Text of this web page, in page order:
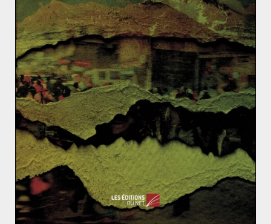
ACTUALITÉS ASIE DU SUD ASIE DU SUD-EST
ASIE ET OCÉANIE
GÉOPOLITIQUE & RELATIONS INTERNATIONALES
Pierre Lacroix 10 mai 2019 0 Comments
Les enjeux d’un transfert de capitale
Fin avril, le président indonésien Joko Widodo a
annoncé aux médias que Jakarta ne serait plus le
centre politique indonésien.